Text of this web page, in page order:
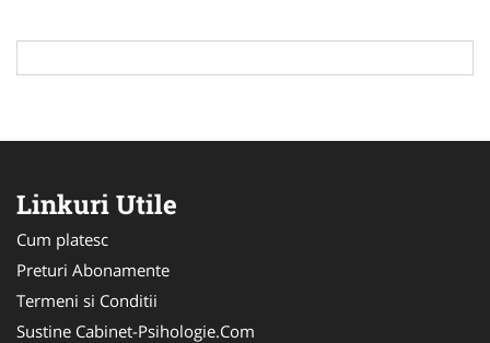
Linkuri Utile
Cum platesc
Preturi Abonamente
Termeni si Conditii
Sustine Cabinet-Psihologie.Com